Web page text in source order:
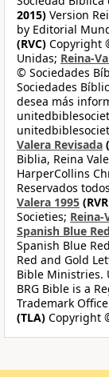
2015) Version
by Editorial
(RVC) Copyright
Unidas; Reina-
© Sociedades
Sociedades
desea más
Valera Revisada
Biblia, Reina
HarperCollins
Reservados
Valera 1995
Societies;
Spanish Blue
Spanish Blue
Red and Gold
Bible Ministries.
BRG Bible is a
Trademark
(TLA) Copyright